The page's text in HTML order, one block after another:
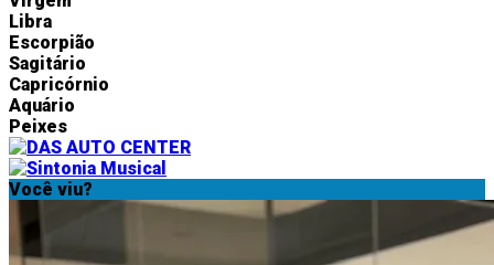
Libra
Escorpião
Sagitário
Capricórnio
Aquário
Peixes
Você viu?